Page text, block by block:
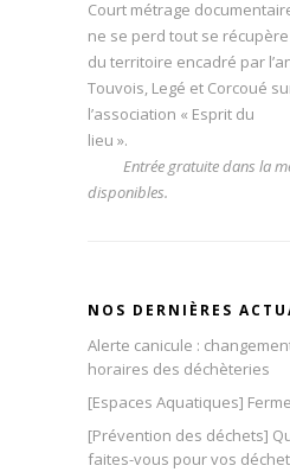
Court métrage
ne se perd tout se
du territoire encadré par
Touvois, Legé et Corcoué
l’association « Esprit du
Entrée gratuite dans la
disponibles.
NOS DERNIÈRES
Alerte canicule :
horaires des déchèteries
[Espaces Aquatiques]
[Prévention des déchets]
faites-vous pour vos